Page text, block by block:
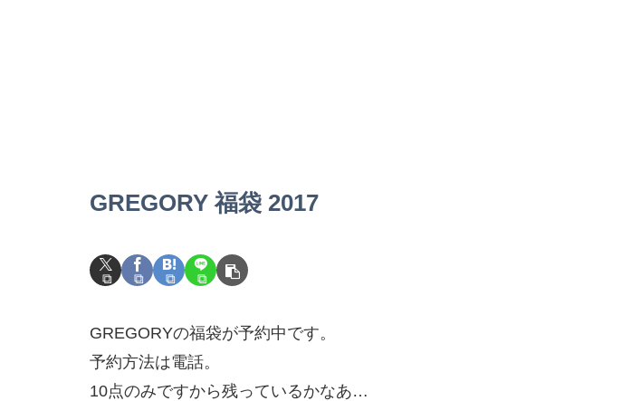
GREGORY 福袋 2017
GREGORYの福袋が予約中です。
予約方法は電話。
10点のみですから残っているかなあ…